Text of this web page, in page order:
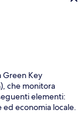
Green Key
che monitora
elementi:
economia locale.